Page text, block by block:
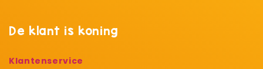
De klant is koning
Klantenservice